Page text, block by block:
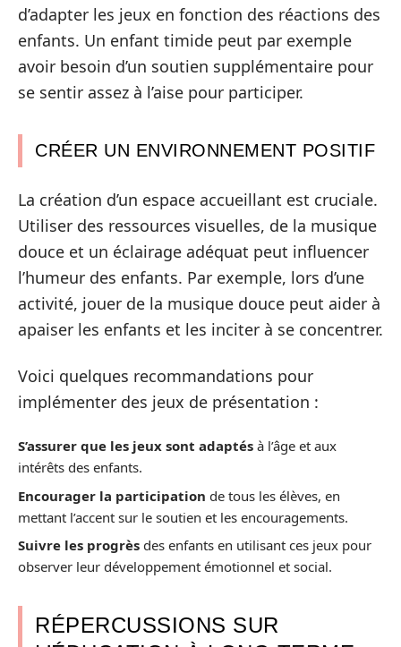
d’adapter les jeux en fonction des réactions des
enfants. Un enfant timide peut par exemple
avoir besoin d’un soutien supplémentaire pour
se sentir assez à l’aise pour participer.
CRÉER UN ENVIRONNEMENT POSITIF
La création d’un espace accueillant est cruciale.
Utiliser des ressources visuelles, de la musique
douce et un éclairage adéquat peut influencer
l’humeur des enfants. Par exemple, lors d’une
activité, jouer de la musique douce peut aider à
apaiser les enfants et les inciter à se concentrer.
Voici quelques recommandations pour
implémenter des jeux de présentation :
S’assurer que les jeux sont adaptés à l’âge et aux
intérêts des enfants.
Encourager la participation de tous les élèves, en
mettant l’accent sur le soutien et les encouragements.
Suivre les progrès des enfants en utilisant ces jeux pour
observer leur développement émotionnel et social.
RÉPERCUSSIONS SUR